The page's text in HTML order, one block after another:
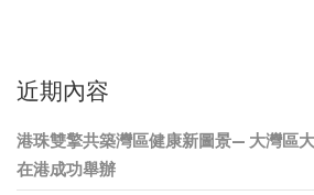
近期內容
港珠雙擎共築灣區健康新圖景— 大灣區
在港成功舉辦